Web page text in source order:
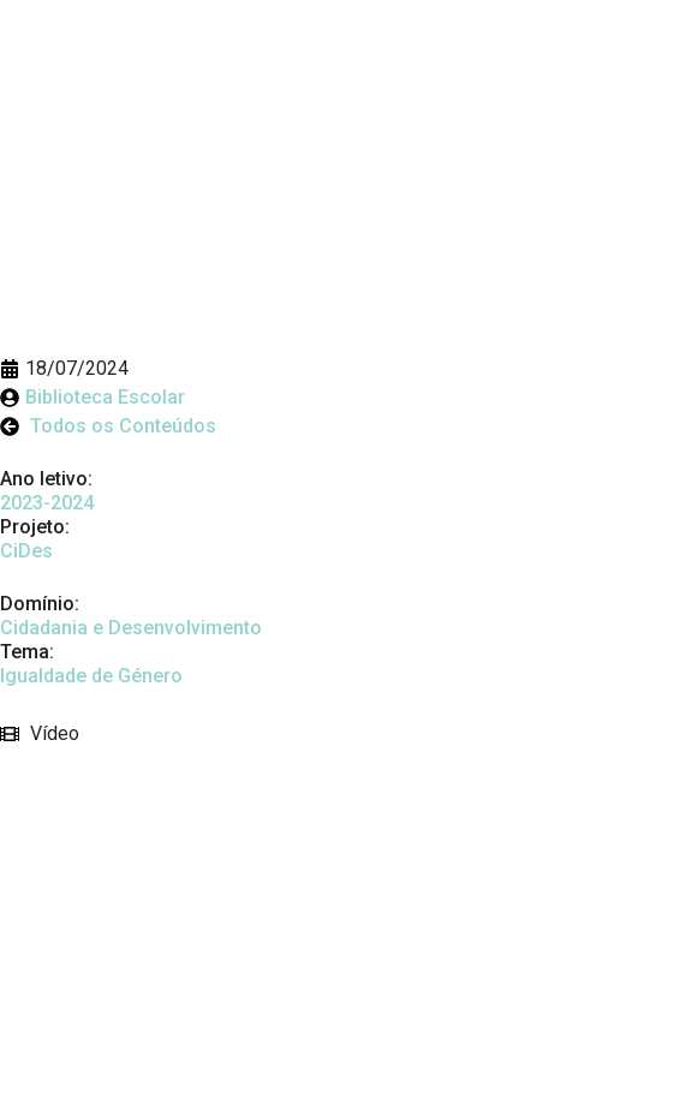
18/07/2024
Biblioteca Escolar
Todos os Conteúdos
Ano letivo:
2023-2024
Projeto:
CiDes
Domínio:
Cidadania e Desenvolvimento
Tema:
Igualdade de Género
Vídeo